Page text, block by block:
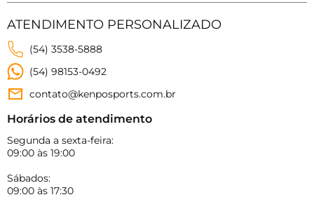
ATENDIMENTO PERSONALIZADO
(54) 3538-5888
(54) 98153-0492
contato@kenposports.com.br
Horários de atendimento
Segunda a sexta-feira:
09:00 às 19:00
Sábados:
09:00 às 17:30